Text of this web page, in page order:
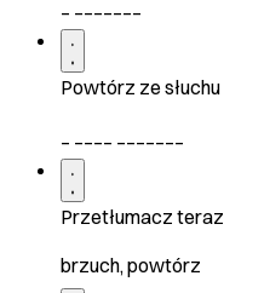
Powtórz ze słuchu
Przetłumacz teraz
brzuch, powtórz